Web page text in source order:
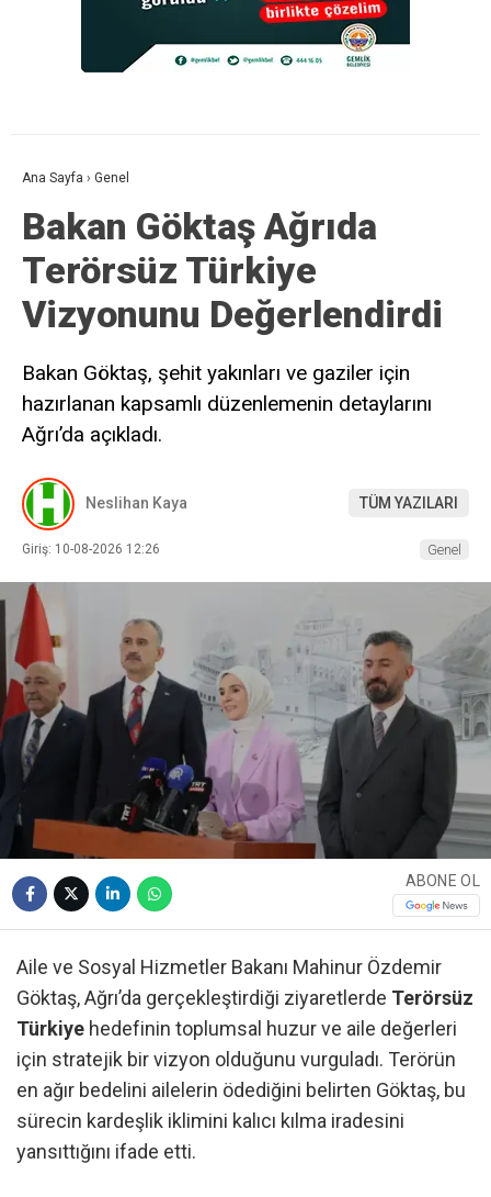
Ana Sayfa › Genel
Bakan Göktaş Ağrıda
Terörsüz Türkiye
Vizyonunu Değerlendirdi
Bakan Göktaş, şehit yakınları ve gaziler için
hazırlanan kapsamlı düzenlemenin detaylarını
Ağrı’da açıkladı.
Neslihan Kaya TÜM YAZILARI
Giriş: 10-08-2026 12:26 Genel
ABONE OL
Aile ve Sosyal Hizmetler Bakanı Mahinur Özdemir
Göktaş, Ağrı’da gerçekleştirdiği ziyaretlerde Terörsüz
Türkiye hedefinin toplumsal huzur ve aile değerleri
için stratejik bir vizyon olduğunu vurguladı. Terörün
en ağır bedelini ailelerin ödediğini belirten Göktaş, bu
sürecin kardeşlik iklimini kalıcı kılma iradesini
yansıttığını ifade etti.